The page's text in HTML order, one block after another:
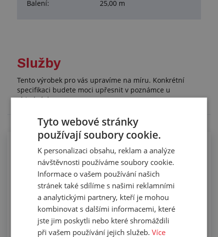
Balení: 25,00 m
Služby
Tento výrobek pro vás upravíme na míru. Konkrétní
specifikaci budete moci upřesnit v poznámce u
objednávky.
Lepení silikonových profilů pro
potravinářství
Tyto webové stránky
používají soubory cookie.
K personalizaci obsahu, reklam a analýze
návštěvnosti používáme soubory cookie.
Informace o vašem používání našich
stránek také sdílíme s našimi reklamními
a analytickými partnery, kteří je mohou
kombinovat s dalšími informacemi, které
jste jim poskytli nebo které shromáždili
při vašem používání jejich služeb.Více